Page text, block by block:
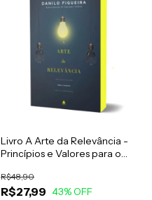
Livro A Arte da Relevância -
Princípios e Valores para o
- Danilo Figueira
R$27,99
R$48,90
43% OFF